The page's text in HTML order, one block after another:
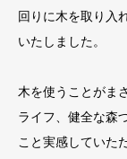
回りに木を取り入
いたしました。
木を使うことがま
ライフ、健全な森
こと実感していた